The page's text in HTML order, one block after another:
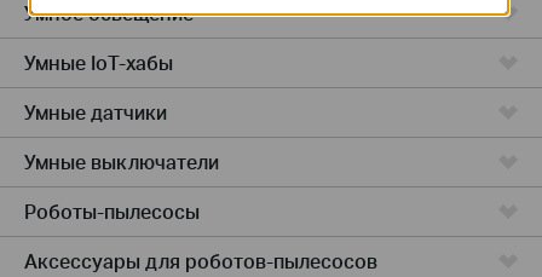
Умное освещение
Умные IoT-хабы
Умные датчики
Умные выключатели
Роботы-пылесосы
Аксессуары для роботов-пылесосов